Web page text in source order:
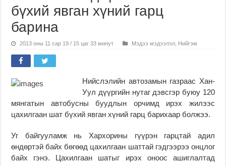
бүхий явган хүний гарц
барина
2013 оны 11 сар 19 / 15 цаг 33 минут Мэдээ мэдээлэл Нийгэм
Нийслэлийн автозамын газраас Хан-
Уул дүүргийн нутаг дэвсгэр буюу 120
мянгатын автобусны буудлын орчимд ирэх жилээс
цахилгаан шат бүхий явган хүний гарц барихаар болжээ.
Уг байгууламж нь Хархорины гүүрэн гарцтай адил
өндөртэй байх бөгөөд цахилгаан шаттай гэдгээрээ онцлог
байх гэнэ. Цахилгаан шатыг ирэх оноос ашиглалтад